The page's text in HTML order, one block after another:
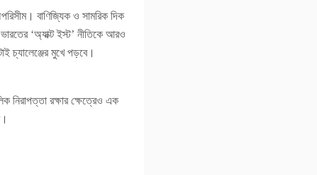
বাণিজ্যিক ও সামরিক দিক
‘অ্যাক্ট ইস্ট’ নীতিকে আরও
চ্যালেঞ্জের মুখে পড়বে।
নিরাপত্তা রক্ষার ক্ষেত্রেও এক